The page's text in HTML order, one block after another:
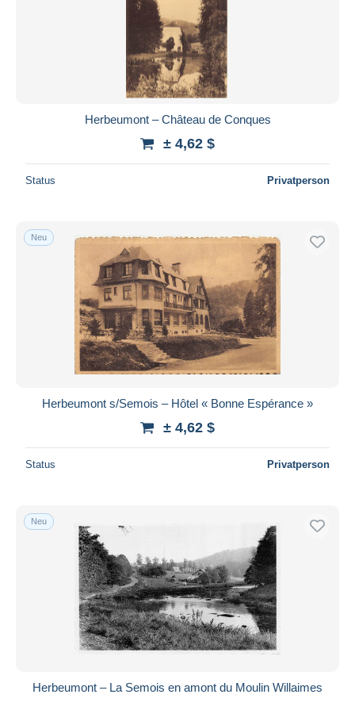
Herbeumont – Château de Conques
± 4,62 $
Status Privatperson
Neu
Herbeumont s/Semois – Hôtel « Bonne Espérance »
± 4,62 $
Status Privatperson
Neu
Herbeumont – La Semois en amont du Moulin Willaimes